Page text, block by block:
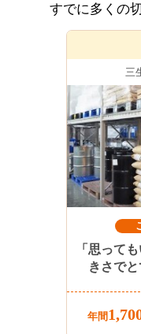
すでに多くの
三
「思って
きさでと
年間